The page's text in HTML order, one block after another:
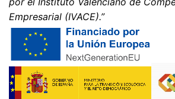
Empresarial (IVACE).”